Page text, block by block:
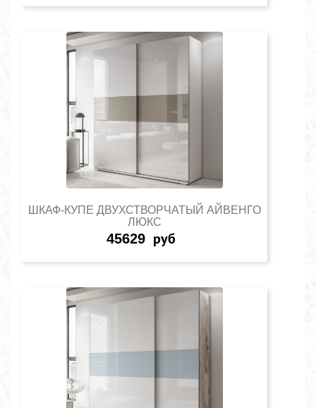
ШКАФ-КУПЕ ДВУХСТВОРЧАТЫЙ АЙВЕНГО
ЛЮКС
45629 руб